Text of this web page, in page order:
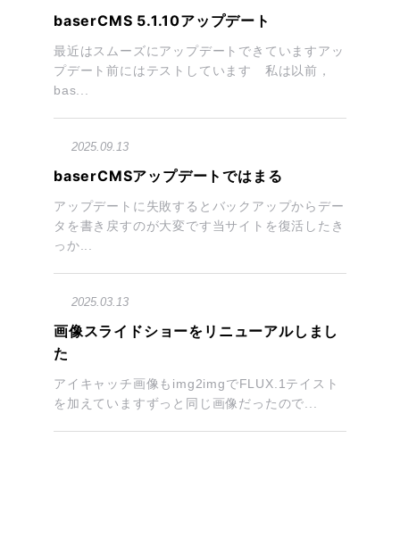
baserCMS 5.1.10アップデート
最近はスムーズにアップデートできていますアッ
プデート前にはテストしています 私は以前，
bas...
2025.09.13
baserCMSアップデートではまる
アップデートに失敗するとバックアップからデー
タを書き戻すのが大変です当サイトを復活したき
っか...
2025.03.13
画像スライドショーをリニューアルしまし
た
アイキャッチ画像もimg2imgでFLUX.1テイスト
を加えていますずっと同じ画像だったので...